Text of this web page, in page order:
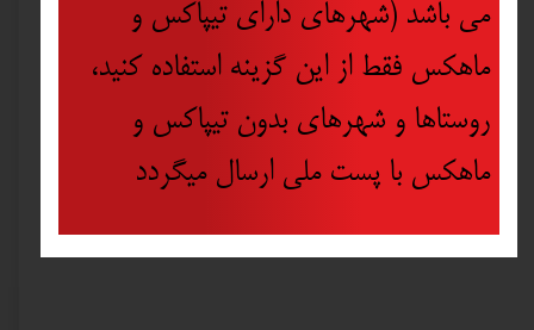
می باشد (شهرهای دارای تیپاکس و
ماهکس فقط از این گزینه استفاده کنید،
روستاها و شهرهای بدون تیپاکس و
ماهکس با پست ملی ارسال میگردد